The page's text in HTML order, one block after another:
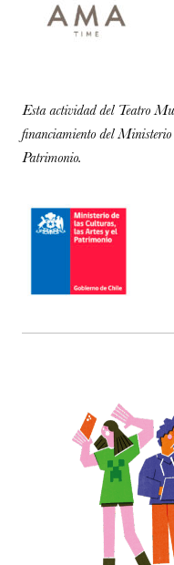
Esta actividad del Teatro
financiamiento del
Patrimonio.